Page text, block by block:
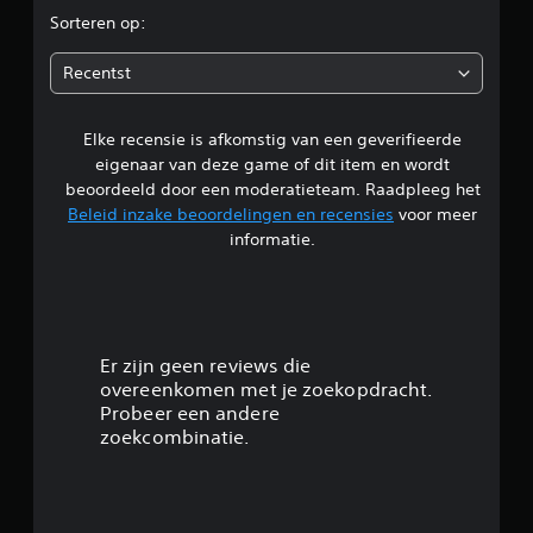
d
e
l
i
Sorteren op:
Recentst
Elke recensie is afkomstig van een geverifieerde
eigenaar van deze game of dit item en wordt
beoordeeld door een moderatieteam. Raadpleeg het
Beleid inzake beoordelingen en recensies voor meer
informatie.
Er zijn geen reviews die
overeenkomen met je zoekopdracht.
Probeer een andere
zoekcombinatie.